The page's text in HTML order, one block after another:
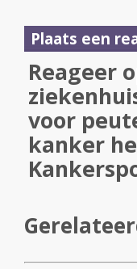
Plaats een
Reageer
voor
kanker